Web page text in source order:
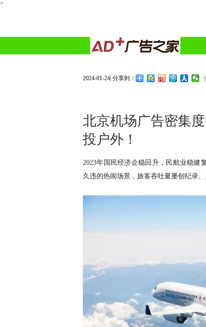
>
2024-01-24| 分享到： |
北京机场广告密集
投户外！
2023年国民经济企稳回升，民航业稳健
久违的热闹场景，旅客吞吐量屡创纪录、